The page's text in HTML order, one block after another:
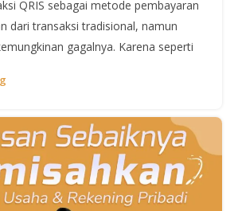
QRIS sebagai metode pembayaran
dari transaksi tradisional, namun
gagalnya. Karena seperti